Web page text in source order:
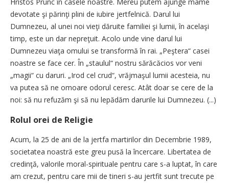
devotate şi părinţi plini de iubire jertfelnică. Darul lui
Dumnezeu, al unei noi vieţi dăruite familiei şi lumii, în acelaşi
timp, este un dar nepreţuit. Acolo unde vine darul lui
Dumnezeu viaţa omului se transformă în rai. „Peştera“ casei
noastre se face cer. În „staulul“ nostru sărăcăcios vor veni
„magii“ cu daruri. „Irod cel crud“, vrăjmaşul lumii acesteia, nu
va putea să ne omoare odorul ceresc. Atât doar se cere de la
noi: să nu refuzăm şi să nu lepădăm darurile lui Dumnezeu. (...)
Rolul orei de Religie
Acum, la 25 de ani de la jertfa martirilor din Decembrie 1989,
societatea noastră este greu pusă la încercare. Libertatea de
credinţă, valorile moral-spirituale pentru care s-a luptat, în care
am crezut, pentru care mii de tineri s-au jertfit sunt trecute pe